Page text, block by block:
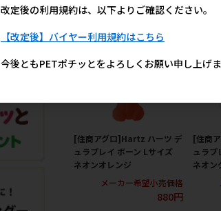
[住商アグロ]Hartz ハーツ デ
ュラプレイ ボーン Lサイズ
ネオンオレンジ
メーカー希望小売価格
880円
[住商
ュラプ
ネオン
改定後の利用規約は、以下よりご確認ください。
【改定後】バイヤー利用規約はこちら
今後ともPETポチッとをよろしくお願い申し上げま